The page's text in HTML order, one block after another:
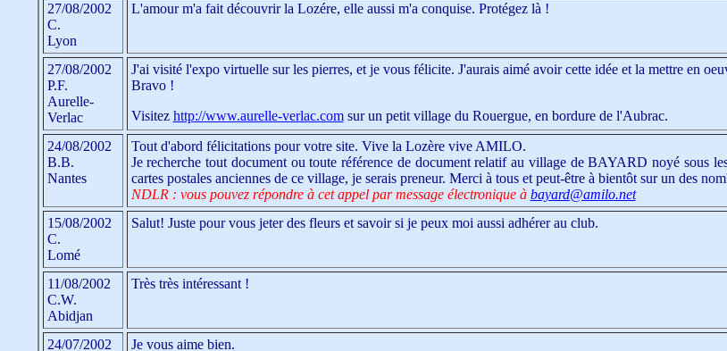
27/08/2002
C.
Lyon
L'amour m'a fait découvrir la Lozére, elle aussi m'a conquise. Protégez là !
27/08/2002
P.F.
Aurelle-
Verlac
J'ai visité l'expo virtuelle sur les pierres, et je vous félicite. J'aurais aimé avoir cette idée et la mettre en
Bravo !
Visitez http://www.aurelle-verlac.comsur un petit village du Rouergue, en bordure de l'Aubrac.
24/08/2002
B.B.
Nantes
Tout d'abord félicitations pour votre site. Vive la Lozère vive AMILO.
Je recherche tout document ou toute référence de document relatif au village de BAYARD noyé sous
cartes postales anciennes de ce village, je serais preneur. Merci à tous et peut-être à bientôt sur un des
NDLR : vous pouvez répondre à cet appel par message électronique à bayard@amilo.net
15/08/2002
C.
Lomé
Salut! Juste pour vous jeter des fleurs et savoir si je peux moi aussi adhérer au club.
11/08/2002
C.W.
Abidjan
Très très intéressant !
24/07/2002
Je vous aime bien.